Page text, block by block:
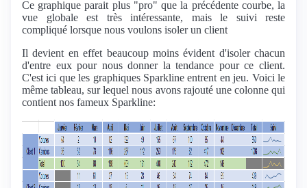
Ce graphique parait plus "pro" que la précédente courbe, la
vue globale est très intéressante, mais le suivi reste
compliqué lorsque nous voulons isoler un client
Il devient en effet beaucoup moins évident d'isoler chacun
d'entre eux pour nous donner la tendance pour ce client.
C'est ici que les graphiques Sparkline entrent en jeu. Voici le
même tableau, sur lequel nous avons rajouté une colonne qui
contient nos fameux Sparkline: